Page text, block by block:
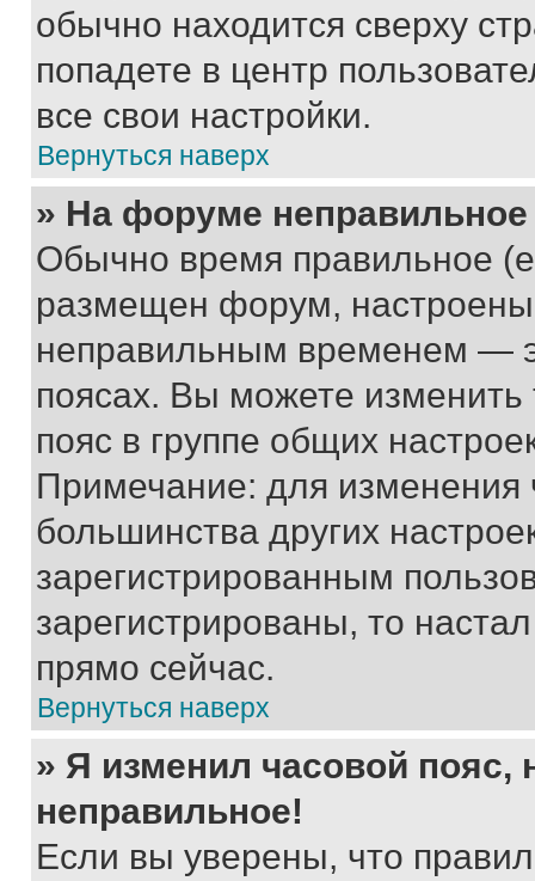
обычно находится сверху
попадете в центр
все свои настройки.
Вернуться наверх
» На форуме
Обычно время правильное
размещен форум, настроены
неправильным временем —
поясах. Вы можете изменить
пояс в группе общих
Примечание: для изменения
большинства других
зарегистрированным
зарегистрированы, то
прямо сейчас.
Вернуться наверх
» Я изменил часовой пояс,
неправильное!
Если вы уверены, что